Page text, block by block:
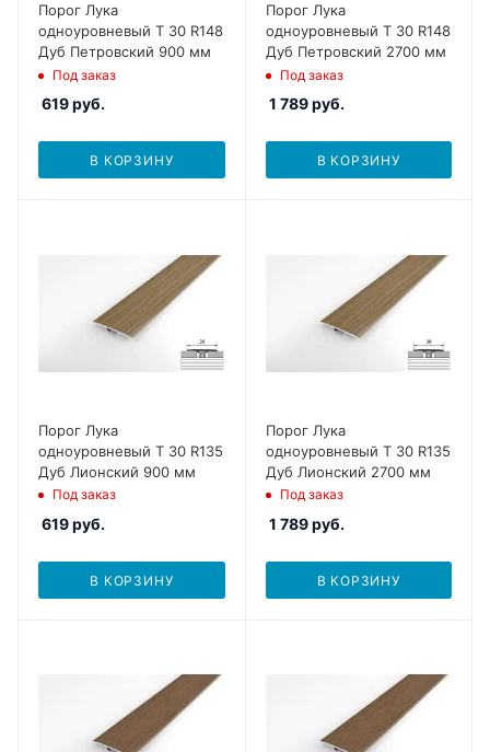
Порог Лука
одноуровневый Т 30 R148
Дуб Петровский 900 мм
Под заказ
619руб.
В КОРЗИНУ
Порог Лука
одноуровневый Т 30 R148
Дуб Петровский 2700 мм
Под заказ
1 789руб.
В КОРЗИНУ
Порог Лука
одноуровневый Т 30 R135
Дуб Лионский 900 мм
Под заказ
619руб.
В КОРЗИНУ
Порог Лука
одноуровневый Т 30 R135
Дуб Лионский 2700 мм
Под заказ
1 789руб.
В КОРЗИНУ